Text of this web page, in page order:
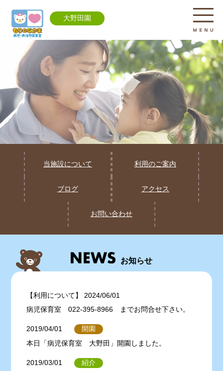
大野田園
当施設について 利用のご案内
ブログ アクセス
お問い合わせ
お知らせ
【利用について】 2024/06/01
病児保育室 022-395-8966 までお問合せ下さい。
2019/04/01 開園
本日「病児保育室 大野田」開園しました。
2019/03/01 紹介